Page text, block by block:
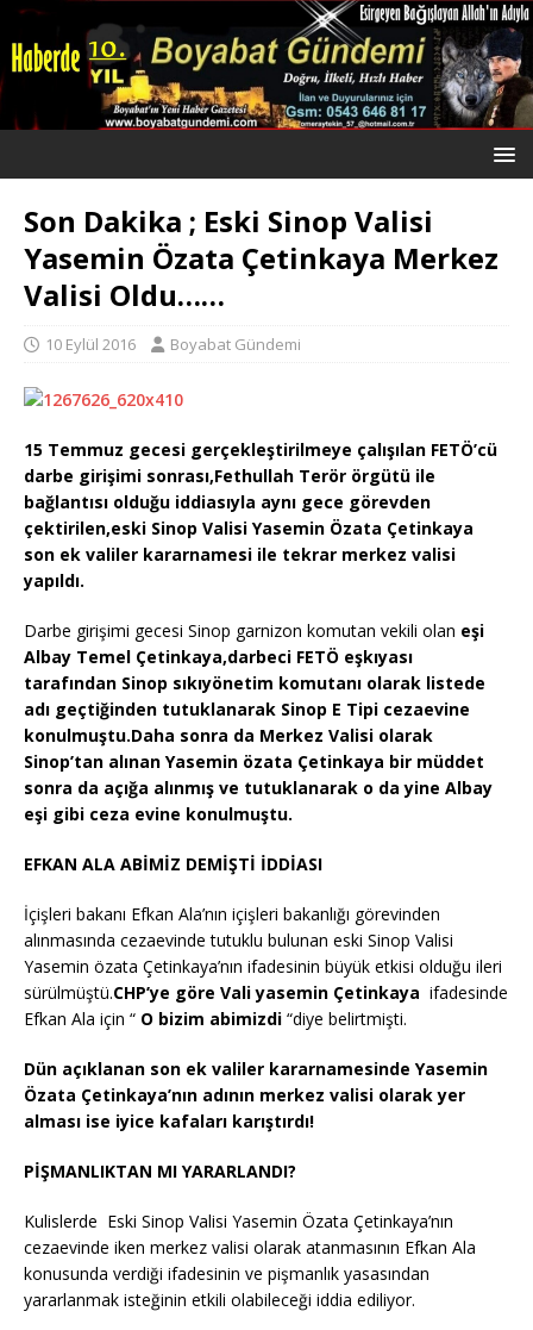
Son Dakika ; Eski Sinop Valisi
Yasemin Özata Çetinkaya Merkez
Valisi Oldu……
10 Eylül 2016 Boyabat Gündemi
15 Temmuz gecesi gerçekleştirilmeye çalışılan FETÖ’cü
darbe girişimi sonrası,Fethullah Terör örgütü ile
bağlantısı olduğu iddiasıyla aynı gece görevden
çektirilen,eski Sinop Valisi Yasemin Özata Çetinkaya
son ek valiler kararnamesi ile tekrar merkez valisi
yapıldı.
Darbe girişimi gecesi Sinop garnizon komutan vekili olan eşi
Albay Temel Çetinkaya,darbeci FETÖ eşkıyası
tarafından Sinop sıkıyönetim komutanı olarak listede
adı geçtiğinden tutuklanarak Sinop E Tipi cezaevine
konulmuştu.Daha sonra da Merkez Valisi olarak
Sinop’tan alınan Yasemin özata Çetinkaya bir müddet
sonra da açığa alınmış ve tutuklanarak o da yine Albay
eşi gibi ceza evine konulmuştu.
EFKAN ALA ABİMİZ DEMİŞTİ İDDİASI
İçişleri bakanı Efkan Ala’nın içişleri bakanlığı görevinden
alınmasında cezaevinde tutuklu bulunan eski Sinop Valisi
Yasemin özata Çetinkaya’nın ifadesinin büyük etkisi olduğu ileri
sürülmüştü.CHP’ye göre Vali yasemin Çetinkaya ifadesinde
Efkan Ala için “ O bizim abimizdi “diye belirtmişti.
Dün açıklanan son ek valiler kararnamesinde Yasemin
Özata Çetinkaya’nın adının merkez valisi olarak yer
alması ise iyice kafaları karıştırdı!
PİŞMANLIKTAN MI YARARLANDI?
Kulislerde Eski Sinop Valisi Yasemin Özata Çetinkaya’nın
cezaevinde iken merkez valisi olarak atanmasının Efkan Ala
konusunda verdiği ifadesinin ve pişmanlık yasasından
yararlanmak isteğinin etkili olabileceği iddia ediliyor.